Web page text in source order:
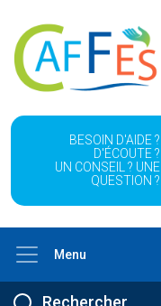
BESOIN D'AIDE ?
D'ÉCOUTE ?
UN CONSEIL ? UNE
QUESTION ?
Menu